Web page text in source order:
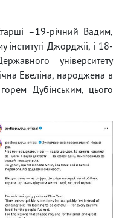
–19-річний Вадим,
інституті Джорджії, і 18-
університету
Евеліна, народжена в
Дубінським, цього